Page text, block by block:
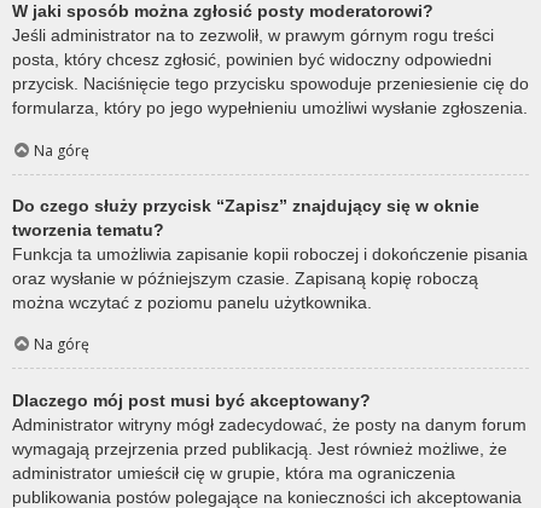
W jaki sposób można zgłosić posty moderatorowi?
Jeśli administrator na to zezwolił, w prawym górnym rogu treści
posta, który chcesz zgłosić, powinien być widoczny odpowiedni
przycisk. Naciśnięcie tego przycisku spowoduje przeniesienie cię do
formularza, który po jego wypełnieniu umożliwi wysłanie zgłoszenia.
Na górę
Do czego służy przycisk “Zapisz” znajdujący się w oknie
tworzenia tematu?
Funkcja ta umożliwia zapisanie kopii roboczej i dokończenie pisania
oraz wysłanie w późniejszym czasie. Zapisaną kopię roboczą
można wczytać z poziomu panelu użytkownika.
Na górę
Dlaczego mój post musi być akceptowany?
Administrator witryny mógł zadecydować, że posty na danym forum
wymagają przejrzenia przed publikacją. Jest również możliwe, że
administrator umieścił cię w grupie, która ma ograniczenia
publikowania postów polegające na konieczności ich akceptowania